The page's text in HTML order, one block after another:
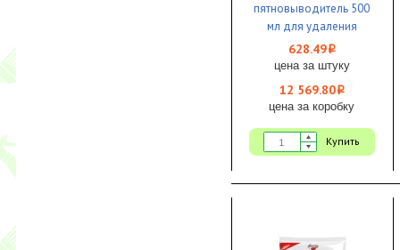
пятновыводитель 500
мл для удаления
следов ржавчины,
кофе, чая и тп 1/18 ЧЗ
628.49i
цена за штуку
12 569.80i
цена за коробку
Купить